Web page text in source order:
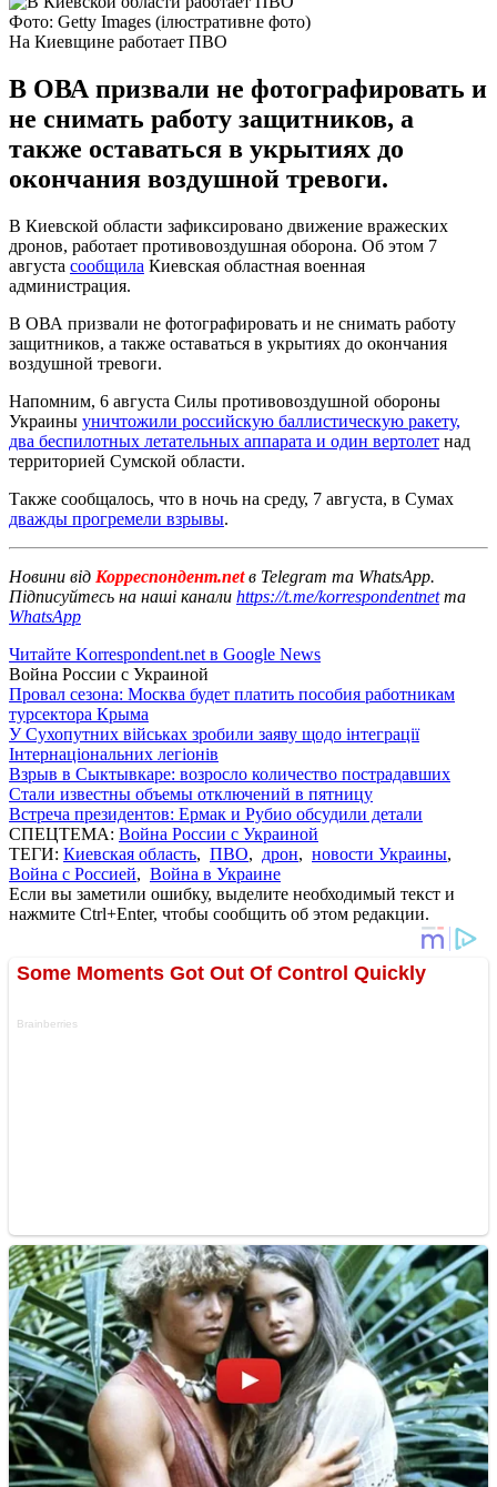
Фото: Getty Images (ілюстративне фото)
На Киевщине работает ПВО
В ОВА призвали не фотографировать и
не снимать работу защитников, а
также оставаться в укрытиях до
окончания воздушной тревоги.
В Киевской области зафиксировано движение вражеских
дронов, работает противовоздушная оборона. Об этом 7
августа сообщила Киевская областная военная
администрация.
В ОВА призвали не фотографировать и не снимать работу
защитников, а также оставаться в укрытиях до окончания
воздушной тревоги.
Напомним, 6 августа Силы противовоздушной обороны
Украины уничтожили российскую баллистическую ракету,
два беспилотных летательных аппарата и один вертолет над
территорией Сумской области.
Также сообщалось, что в ночь на среду, 7 августа, в Сумах
дважды прогремели взрывы.
Новини від Корреспондент.netв Telegram та WhatsApp.
Підписуйтесь на наші канали https://t.me/korrespondentnetта
WhatsApp
Читайте Korrespondent.net в Google News
Война России с Украиной
Провал сезона: Москва будет платить пособия работникам
турсектора Крыма
У Сухопутних військах зробили заяву щодо інтеграції
Інтернаціональних легіонів
Взрыв в Сыктывкаре: возросло количество пострадавших
Стали известны объемы отключений в пятницу
Встреча президентов: Ермак и Рубио обсудили детали
СПЕЦТЕМА: Война России с Украиной
ТЕГИ: Киевская область, ПВО, дрон, новости Украины,
Война с Россией, Война в Украине
Если вы заметили ошибку, выделите необходимый текст и
нажмите Ctrl+Enter, чтобы сообщить об этом редакции.